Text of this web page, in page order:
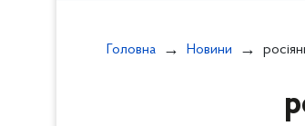
Головна Новини росіяни вбили